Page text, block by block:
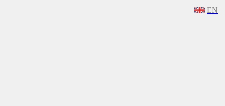
EN